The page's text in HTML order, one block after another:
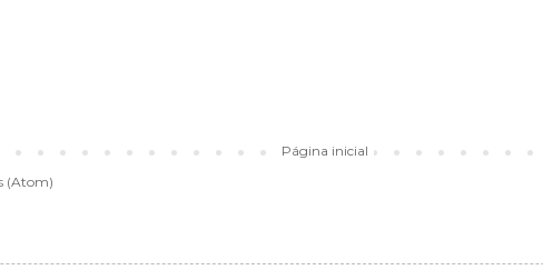
Página inicial
(Atom)